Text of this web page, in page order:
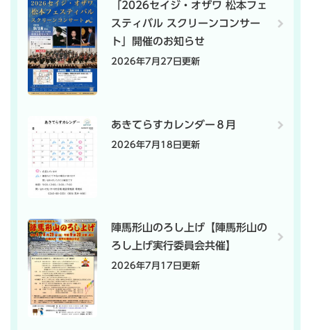
「2026セイジ・オザワ 松本フェ
スティバル スクリーンコンサー
ト」開催のお知らせ
2026年7月27日更新
あきてらすカレンダー８月
2026年7月18日更新
陣馬形山のろし上げ【陣馬形山の
ろし上げ実行委員会共催】
2026年7月17日更新